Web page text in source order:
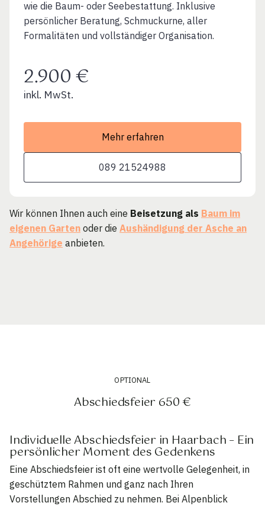
wie die Baum- oder Seebestattung. Inklusive
persönlicher Beratung, Schmuckurne, aller
Formalitäten und vollständiger Organisation.
2.900 €
inkl. MwSt.
Mehr erfahren
089 21524988
Wir können Ihnen auch eine Beisetzung als Baum im
eigenen Garten oder die Aushändigung der Asche an
Angehörige anbieten.
OPTIONAL
Abschiedsfeier 650 €
Individuelle Abschiedsfeier in Haarbach – Ein
persönlicher Moment des Gedenkens
Eine Abschiedsfeier ist oft eine wertvolle Gelegenheit, in
geschütztem Rahmen und ganz nach Ihren
Vorstellungen Abschied zu nehmen. Bei Alpenblick